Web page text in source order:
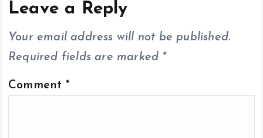
o
p
p
Leave a Reply
Your email address will not be published.
Required fields are marked *
Comment *